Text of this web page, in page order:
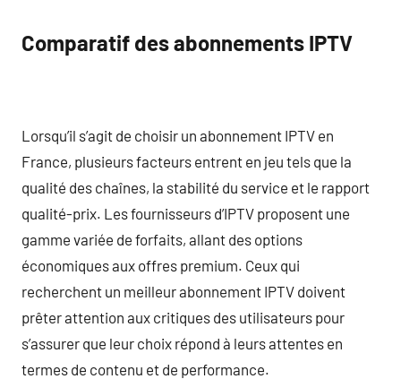
Comparatif des abonnements IPTV
Lorsqu’il s’agit de choisir un abonnement IPTV en
France, plusieurs facteurs entrent en jeu tels que la
qualité des chaînes, la stabilité du service et le rapport
qualité-prix. Les fournisseurs d’IPTV proposent une
gamme variée de forfaits, allant des options
économiques aux offres premium. Ceux qui
recherchent un meilleur abonnement IPTV doivent
prêter attention aux critiques des utilisateurs pour
s’assurer que leur choix répond à leurs attentes en
termes de contenu et de performance.